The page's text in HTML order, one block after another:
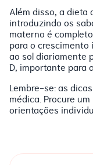
Além disso, a dieta
introduzindo os
materno é
para o crescimento
ao sol diariamente
D, importante para
Lembre-se: as
médica. Procure
orientações